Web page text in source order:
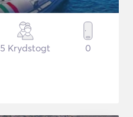
5 Krydstogt 0